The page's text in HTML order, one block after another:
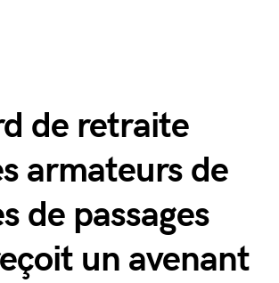
de retraite
armateurs de
de passages
un avenant